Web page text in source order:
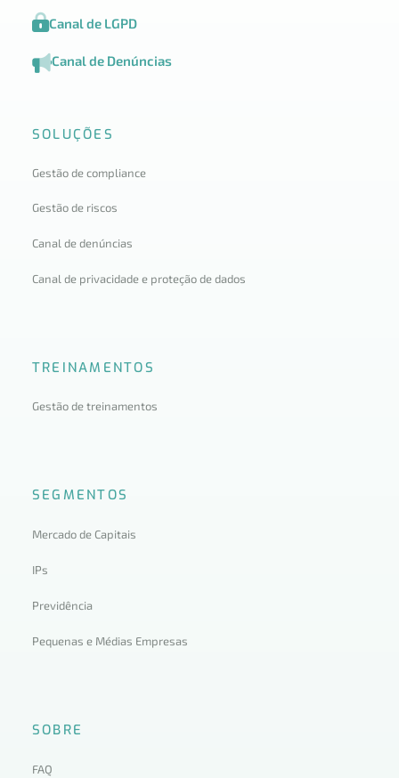
Canal de LGPD
Canal de Denúncias
SOLUÇÕES
Gestão de compliance
Gestão de riscos
Canal de denúncias
Canal de privacidade e proteção de dados
TREINAMENTOS
Gestão de treinamentos
SEGMENTOS
Mercado de Capitais
IPs
Previdência
Pequenas e Médias Empresas
SOBRE
FAQ